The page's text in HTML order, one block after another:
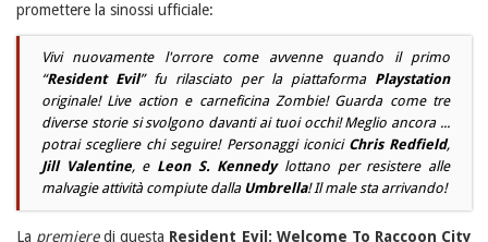
promettere la sinossi ufficiale:
Vivi nuovamente l'orrore come avvenne quando il primo
“Resident Evil” fu rilasciato per la piattaforma Playstation
originale! Live actione carneficina Zombie! Guarda come tre
diverse storie si svolgono davanti ai tuoi occhi! Meglio ancora ...
potrai scegliere chi seguire! Personaggi iconici Chris Redfield,
Jill Valentine, e Leon S. Kennedylottano per resistere alle
malvagie attività compiute dalla Umbrella! Il male sta arrivando!
La premieredi questa Resident Evil: Welcome To Raccoon City